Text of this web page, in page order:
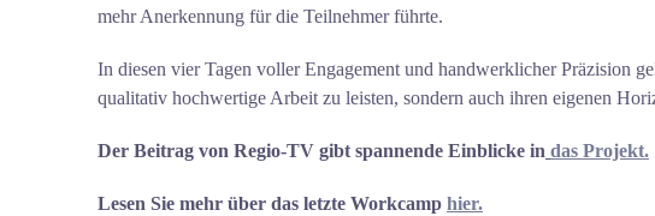
mehr Anerkennung für die Teilnehmer führte.
In diesen vier Tagen voller Engagement und handwerklicher Präzision
qualitativ hochwertige Arbeit zu leisten, sondern auch ihren eigenen
Der Beitrag von Regio-TV gibt spannende Einblicke in das Projekt.
Lesen Sie mehr über das letzte Workcamp hier.